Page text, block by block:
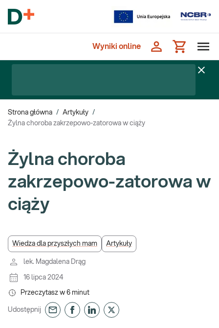
Wyniki online
Strona główna / Artykuły /
Żylna choroba zakrzepowo-zatorowa w ciąży
Żylna choroba
zakrzepowo-zatorowa w
ciąży
Wiedza dla przyszłych mam Artykuły
lek. Magdalena Drąg
16 lipca 2024
Przeczytasz w 6 minut
Udostępnij